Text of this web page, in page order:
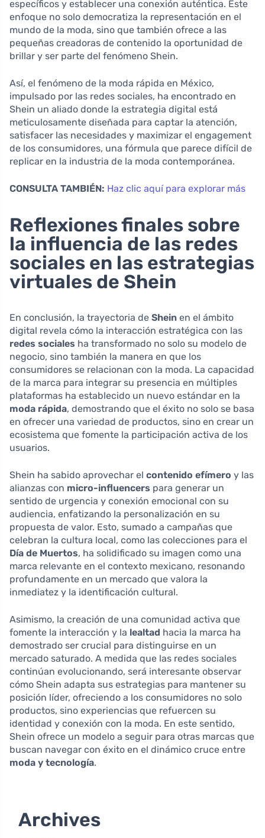
específicos y establecer una conexión auténtica. Este
enfoque no solo democratiza la representación en el
mundo de la moda, sino que también ofrece a las
pequeñas creadoras de contenido la oportunidad de
brillar y ser parte del fenómeno Shein.
Así, el fenómeno de la moda rápida en México,
impulsado por las redes sociales, ha encontrado en
Shein un aliado donde la estrategia digital está
meticulosamente diseñada para captar la atención,
satisfacer las necesidades y maximizar el engagement
de los consumidores, una fórmula que parece difícil de
replicar en la industria de la moda contemporánea.
CONSULTA TAMBIÉN: Haz clic aquí para explorar más
Reflexiones finales sobre
la influencia de las redes
sociales en las estrategias
virtuales de Shein
En conclusión, la trayectoria de Shein en el ámbito
digital revela cómo la interacción estratégica con las
redes sociales ha transformado no solo su modelo de
negocio, sino también la manera en que los
consumidores se relacionan con la moda. La capacidad
de la marca para integrar su presencia en múltiples
plataformas ha establecido un nuevo estándar en la
moda rápida, demostrando que el éxito no solo se basa
en ofrecer una variedad de productos, sino en crear un
ecosistema que fomente la participación activa de los
usuarios.
Shein ha sabido aprovechar el contenido efímero y las
alianzas con micro-influencers para generar un
sentido de urgencia y conexión emocional con su
audiencia, enfatizando la personalización en su
propuesta de valor. Esto, sumado a campañas que
celebran la cultura local, como las colecciones para el
Día de Muertos, ha solidificado su imagen como una
marca relevante en el contexto mexicano, resonando
profundamente en un mercado que valora la
inmediatez y la identificación cultural.
Asimismo, la creación de una comunidad activa que
fomente la interacción y la lealtad hacia la marca ha
demostrado ser crucial para distinguirse en un
mercado saturado. A medida que las redes sociales
continúan evolucionando, será interesante observar
cómo Shein adapta sus estrategias para mantener su
posición líder, ofreciendo a los consumidores no solo
productos, sino experiencias que refuercen su
identidad y conexión con la moda. En este sentido,
Shein ofrece un modelo a seguir para otras marcas que
buscan navegar con éxito en el dinámico cruce entre
moda y tecnología.
Archives